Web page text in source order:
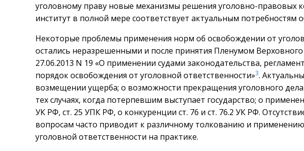
уголовному праву новые механизмы решения уголовно-правовых
институт в полной мере соответствует актуальным потребностям
Некоторые проблемы применения норм об освобождении от
остались неразрешенными и после принятия Пленумом
27.06.2013 N 19 «О применении судами законодательства,
порядок освобождения от уголовной ответственности»3.
возмещении ущерба; о возможности прекращения уголовного
тех случаях, когда потерпевшим выступает государство; о
УК РФ, ст. 25 УПК РФ, о конкуренции ст. 76 и ст. 76.2 УК РФ.
вопросам часто приводит к различному толкованию и
уголовной ответственности на практике.